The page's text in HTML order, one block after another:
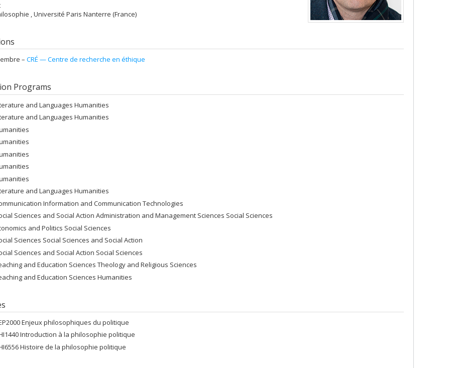
, Université Paris Nanterre (France)
– CRÉ — Centre de recherche en éthique
Programs
and Languages Humanities
and Languages Humanities
and Languages Humanities
Information and Communication Technologies
Sciences and Social Action Administration and Management Sciences Social Sciences
and Politics Social Sciences
Sciences Social Sciences and Social Action
Sciences and Social Action Social Sciences
and Education Sciences Theology and Religious Sciences
and Education Sciences Humanities
Enjeux philosophiques du politique
Introduction à la philosophie politique
Histoire de la philosophie politique